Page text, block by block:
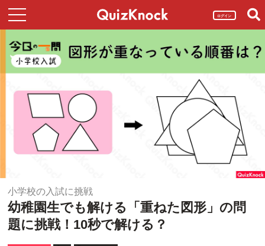
ログイン
小学校の入試に挑戦
幼稚園生でも解ける「重ねた図形」の問
題に挑戦！10秒で解ける？